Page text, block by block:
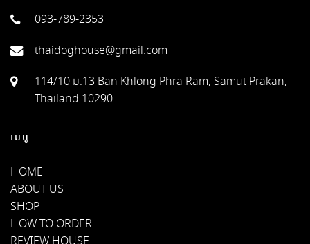
093-789-2353
thaidoghouse@gmail.com
114/10 ม.13 Ban Khlong Phra Ram, Samut Prakan,
Thailand 10290
เมนู
HOME
ABOUT US
SHOP
HOW TO ORDER